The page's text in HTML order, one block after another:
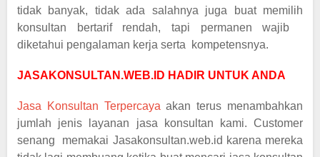
tidak banyak, tidak ada salahnya juga buat memilih
konsultan bertarif rendah, tapi permanen wajib
diketahui pengalaman kerja serta kompetensnya.
JASAKONSULTAN.WEB.ID HADIR UNTUK ANDA
Jasa Konsultan Terpercaya akan terus menambahkan
jumlah jenis layanan jasa konsultan kami. Customer
senang memakai Jasakonsultan.web.id karena mereka